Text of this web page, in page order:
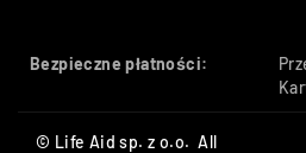
Bezpieczne płatności:
© Life Aid sp. z o.o. All